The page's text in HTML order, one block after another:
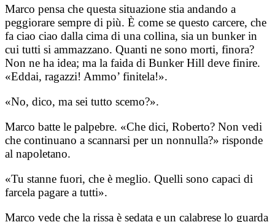
Marco pensa che questa situazione stia andando a
peggiorare sempre di più. È come se questo carcere, che
fa ciao ciao dalla cima di una collina, sia un bunker in
cui tutti si ammazzano. Quanti ne sono morti, finora?
Non ne ha idea; ma la faida di Bunker Hill deve finire.
«Eddai, ragazzi! Ammo’ finitela!».
«No, dico, ma sei tutto scemo?».
Marco batte le palpebre. «Che dici, Roberto? Non vedi
che continuano a scannarsi per un nonnulla?» risponde
al napoletano.
«Tu stanne fuori, che è meglio. Quelli sono capaci di
farcela pagare a tutti».
Marco vede che la rissa è sedata e un calabrese lo guarda